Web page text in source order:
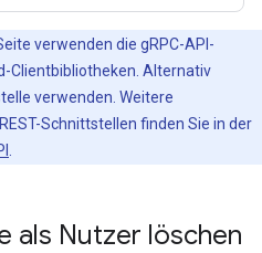
verwenden die gRPC-API-
Clientbibliotheken. Alternativ
verwenden. Weitere
Schnittstellen finden Sie in der
als Nutzer löschen